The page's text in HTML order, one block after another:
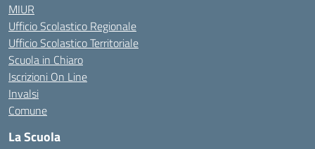
MIUR
Ufficio Scolastico Regionale
Ufficio Scolastico Territoriale
Scuola in Chiaro
Iscrizioni On Line
Invalsi
Comune
La Scuola